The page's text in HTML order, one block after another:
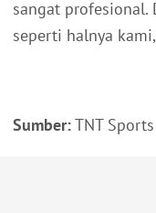
sangat profesional.
seperti halnya
Sumber:TNT Sports